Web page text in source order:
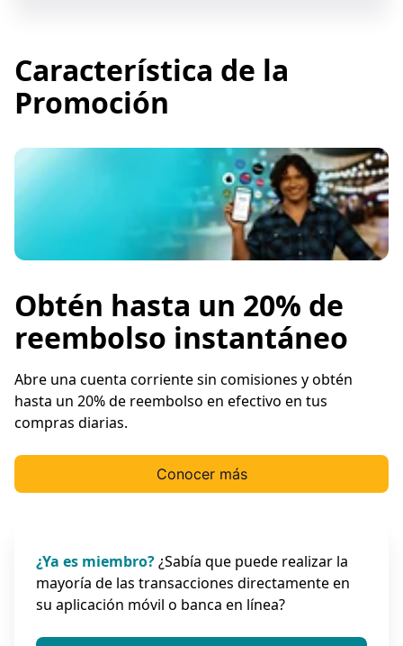
Característica de la
Promoción
Obtén hasta un 20% de
reembolso instantáneo
Abre una cuenta corriente sin comisiones y obtén
hasta un 20% de reembolso en efectivo en tus
compras diarias.
Conocer más
¿Ya es miembro?¿Sabía que puede realizar la
mayoría de las transacciones directamente en
su aplicación móvil o banca en línea?